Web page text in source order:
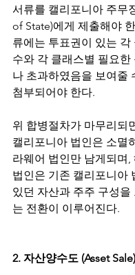
서류를 캘리포니아 주무
of State)에게 제출해야
류에는 투표권이 있는 각
수와 각 클래스별 필요한
나 초과하였음을 보여줄
첨부되어야 한다.
위 합병절차가 마무리되
캘리포니아 법인은 소멸
라웨어 법인만 남게되며,
법인은 기존 캘리포니아
있던 자산과 주주 구성을
는 전환이 이루어진다.
2. 자산양수도 (Asset Sale)